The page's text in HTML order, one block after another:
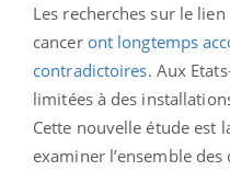
Les recherches sur le
cancer ont longtemps
contradictoires. Aux
limitées à des
Cette nouvelle étude est
examiner l’ensemble